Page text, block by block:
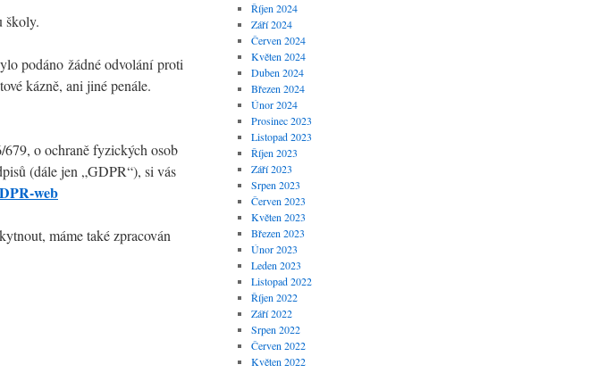
školy.
podáno žádné odvolání proti
kázně, ani jiné penále.
o ochraně fyzických osob
(dále jen „GDPR“), si vás
web
máme také zpracován
Říjen 2024
Září 2024
Červen 2024
Květen 2024
Duben 2024
Březen 2024
Únor 2024
Prosinec 2023
Listopad 2023
Říjen 2023
Září 2023
Srpen 2023
Červen 2023
Květen 2023
Březen 2023
Únor 2023
Leden 2023
Listopad 2022
Říjen 2022
Září 2022
Srpen 2022
Červen 2022
Květen 2022